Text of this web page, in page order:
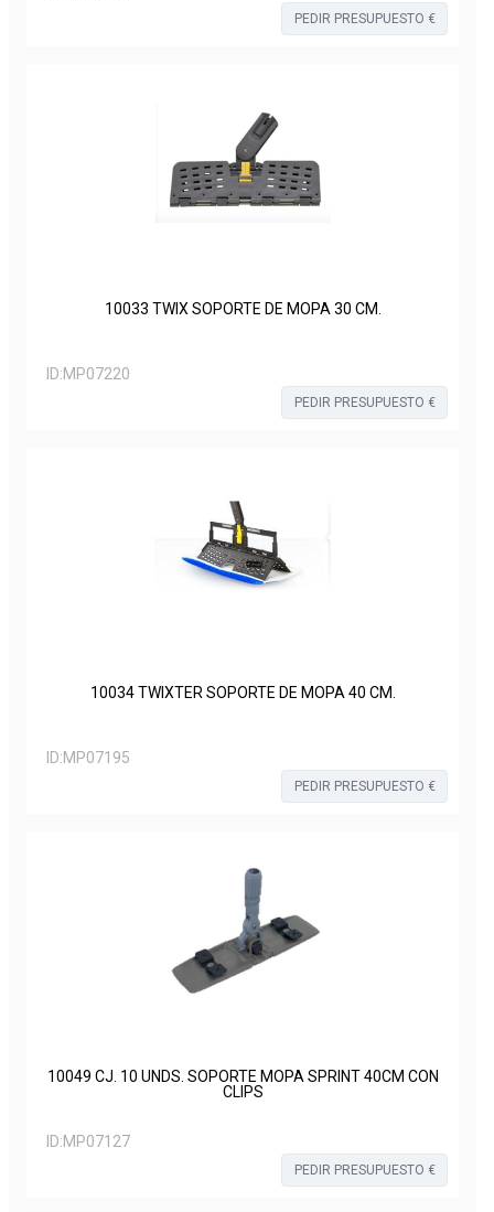
PEDIR PRESUPUESTO €
10033 TWIX SOPORTE DE MOPA 30 CM.
ID:MP07220
PEDIR PRESUPUESTO €
10034 TWIXTER SOPORTE DE MOPA 40 CM.
ID:MP07195
PEDIR PRESUPUESTO €
10049 CJ. 10 UNDS. SOPORTE MOPA SPRINT 40CM CON
CLIPS
ID:MP07127
PEDIR PRESUPUESTO €